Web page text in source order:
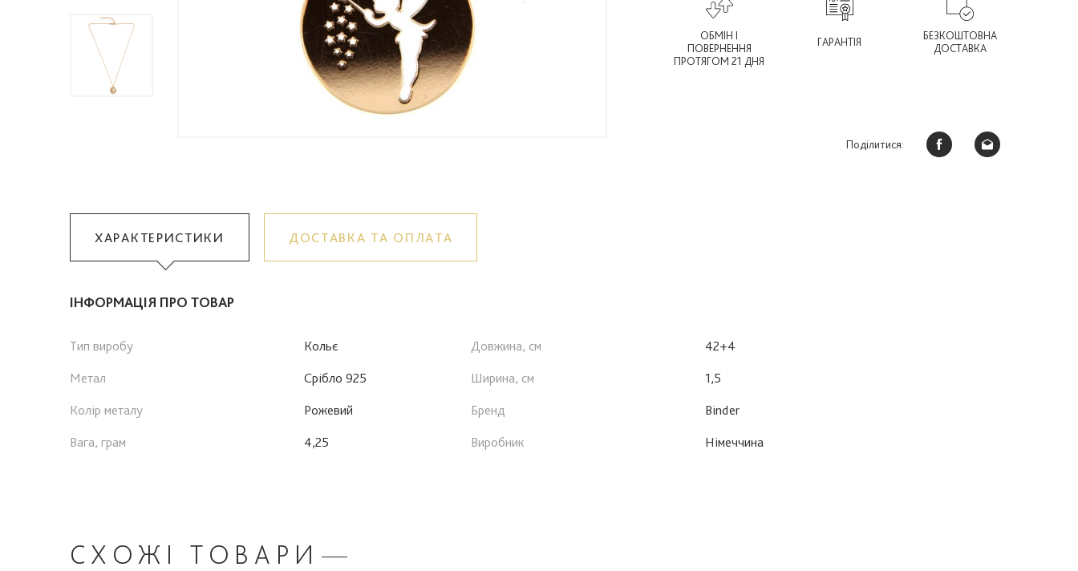
ОБМІН І
ПОВЕРНЕННЯ
ПРОТЯГОМ 21 ДНЯ
ГАРАНТІЯ
БЕЗКОШТОВНА
ДОСТАВКА
Поділитися:
ХАРАКТЕРИСТИКИ ДОСТАВКА ТА ОПЛАТА
ІНФОРМАЦІЯ ПРО ТОВАР
Тип виробу
Кольє
Метал
Срібло 925
Колір металу
Рожевий
Вага, грам
4,25
Довжина, см
42+4
Ширина, см
1,5
Бренд
Binder
Виробник
Німеччина
СХОЖІ ТОВАРИ